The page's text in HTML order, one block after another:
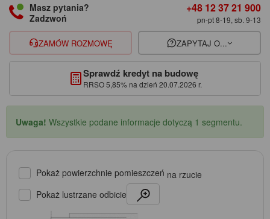
Masz pytania?
Zadzwoń
+48 12 37 21 900
pn-pt 8-19, sb. 9-13
ZAMÓW ROZMOWĘ ZAPYTAJ O...
Sprawdź kredyt na budowę
RRSO 5,85% na dzień 20.07.2026 r.
Uwaga! Wszystkie podane informacje dotyczą 1 segmentu.
Pokaż powierzchnie pomieszczeń na rzucie
Pokaż lustrzane odbicie